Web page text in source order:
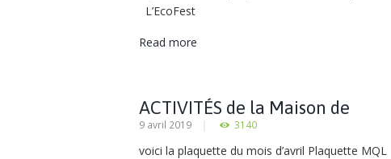
L’EcoFest
Read more
ACTIVITÉS de la Maison de
Quartier des Linandes
9 avril 2019 3140
voici la plaquette du mois d’avril Plaquette MQL